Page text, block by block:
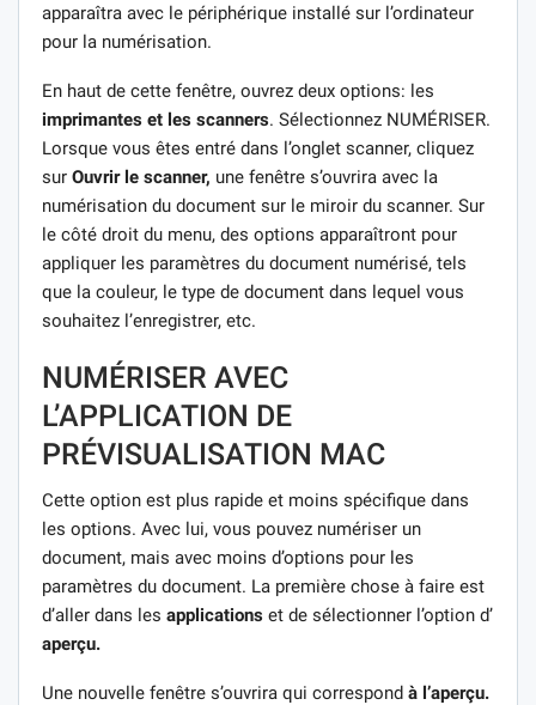
apparaîtra avec le périphérique installé sur l’ordinateur
pour la numérisation.
En haut de cette fenêtre, ouvrez deux options: les
imprimantes et les scanners. Sélectionnez NUMÉRISER.
Lorsque vous êtes entré dans l’onglet scanner, cliquez
sur Ouvrir le scanner, une fenêtre s’ouvrira avec la
numérisation du document sur le miroir du scanner. Sur
le côté droit du menu, des options apparaîtront pour
appliquer les paramètres du document numérisé, tels
que la couleur, le type de document dans lequel vous
souhaitez l’enregistrer, etc.
NUMÉRISER AVEC
L’APPLICATION DE
PRÉVISUALISATION MAC
Cette option est plus rapide et moins spécifique dans
les options. Avec lui, vous pouvez numériser un
document, mais avec moins d’options pour les
paramètres du document. La première chose à faire est
d’aller dans les applications et de sélectionner l’option d’
aperçu.
Une nouvelle fenêtre s’ouvrira qui correspond à l’aperçu.